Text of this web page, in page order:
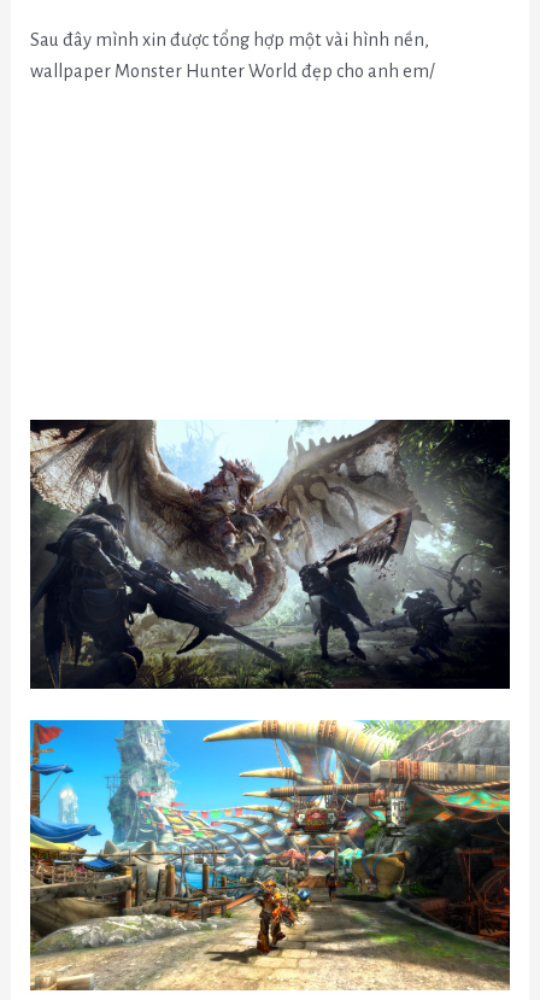
Sau đây mình xin được tổng hợp một vài hình nền,
wallpaper Monster Hunter World đẹp cho anh em/